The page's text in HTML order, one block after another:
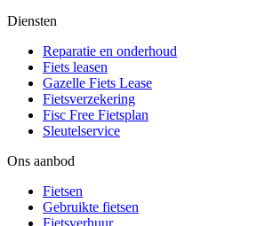
Diensten
Reparatie en onderhoud
Fiets leasen
Gazelle Fiets Lease
Fietsverzekering
Fisc Free Fietsplan
Sleutelservice
Ons aanbod
Fietsen
Gebruikte fietsen
Fietsverhuur